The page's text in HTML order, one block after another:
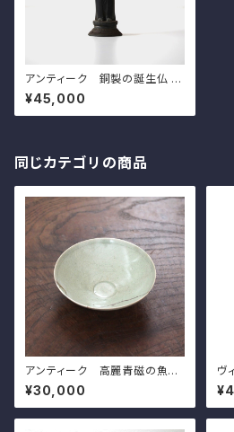
アンティーク 銅製の誕生仏 h1
4.2cm Antique Japanese
Cast Bronze Tanjobutsu, B
uddha at Birth
¥45,000
同じカテゴリの商品
アンティーク 高麗青磁の魚模
様の碗 d15.9cm Antique G
oryeo Celadon Bowl, Engr
aved Design of Fish and W
¥30,000
ヴ
鎮